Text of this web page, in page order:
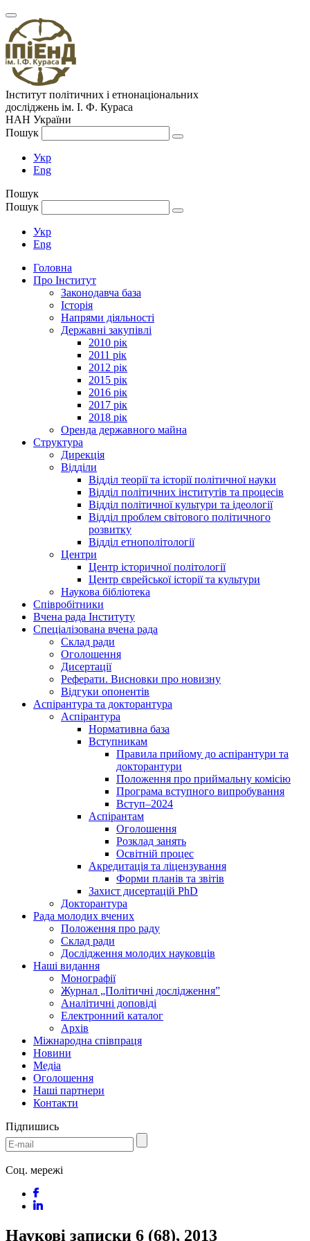
Інститут політичних і етнонаціональних
досліджень ім. І. Ф. Кураса
НАН України
Пошук
Укр
Eng
Пошук
Пошук
Укр
Eng
Головна
Про Інститут
Законодавча база
Історія
Напрями діяльності
Державні закупівлі
2010 рік
2011 рік
2012 рік
2015 рік
2016 рік
2017 рік
2018 рік
Оренда державного майна
Структура
Дирекція
Відділи
Відділ теорії та історії політичної науки
Відділ політичних інститутів та процесів
Відділ політичної культури та ідеології
Відділ проблем світового політичного
розвитку
Відділ етнополітології
Центри
Центр історичної політології
Центр єврейської історії та культури
Наукова бібліотека
Співробітники
Вчена рада Інституту
Спеціалізована вчена рада
Склад ради
Оголошення
Дисертації
Реферати. Висновки про новизну
Відгуки опонентів
Аспірантура та докторантура
Аспірантура
Нормативна база
Вступникам
Правила прийому до аспірантури та
докторантури
Положення про приймальну комісію
Програма вступного випробування
Вступ–2024
Аспірантам
Оголошення
Розклад занять
Освітній процес
Акредитація та ліцензування
Форми планів та звітів
Захист дисертацій PhD
Докторантура
Рада молодих вчених
Положення про раду
Склад ради
Дослідження молодих науковців
Наші видання
Монографії
Журнал „Політичні дослідження”
Аналітичні доповіді
Електронний каталог
Архів
Міжнародна співпраця
Новини
Медіa
Оголошення
Наші партнери
Контакти
Підпишись
Соц. мережі
Наукові записки 6 (68), 2013